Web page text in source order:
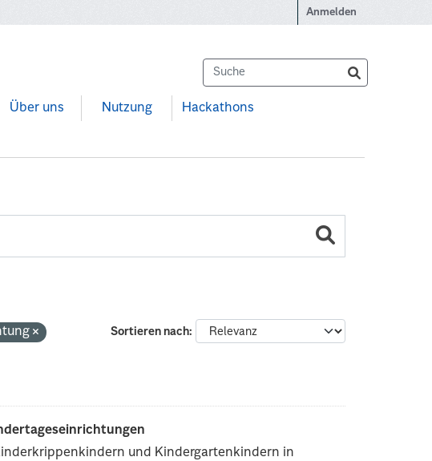
Anmelden
Über uns Nutzung Hackathons
Sortieren nach
und Kindergartenkindern in